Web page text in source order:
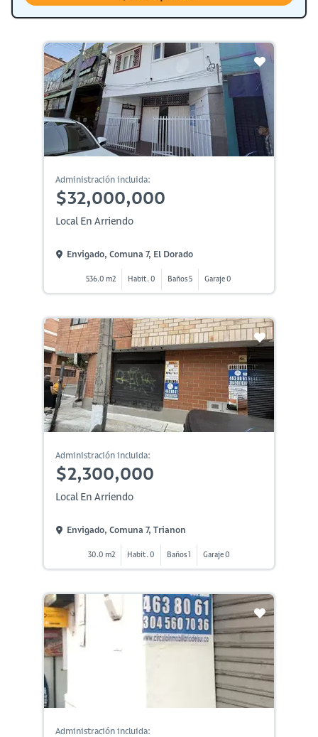
Administración incluida:
$32,000,000
Local En Arriendo
Envigado, Comuna 7, El Dorado
536.0 m2 Habit. 0 Baños 5 Garaje 0
Administración incluida:
$2,300,000
Local En Arriendo
Envigado, Comuna 7, Trianon
30.0 m2 Habit. 0 Baños 1 Garaje 0
Administración incluida: